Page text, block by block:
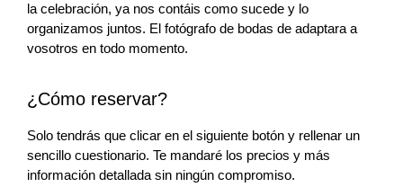
la celebración, ya nos contáis como sucede y lo
organizamos juntos. El fotógrafo de bodas de adaptara a
vosotros en todo momento.
¿Cómo reservar?
Solo tendrás que clicar en el siguiente botón y rellenar un
sencillo cuestionario. Te mandaré los precios y más
información detallada sin ningún compromiso.